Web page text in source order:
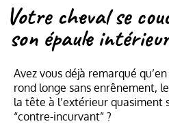
Votre cheval se
son épaule
Avez vous déjà remarqué
rond longe sans enrênement,
la tête à l’extérieur quasiment
“contre-incurvant” ?